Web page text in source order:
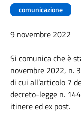
comunicazione
9 novembre 2022
Si comunica che è
novembre 2022, n.
di cui all’articolo 7
decreto-legge n.
itinere ed ex post.